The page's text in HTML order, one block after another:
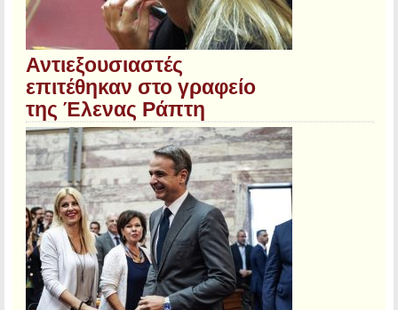
Αντιεξουσιαστές
επιτέθηκαν στο γραφείο
της Έλενας Ράπτη